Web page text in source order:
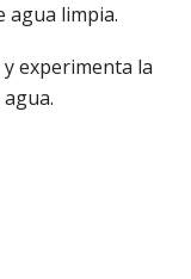
agua limpia.
experimenta la